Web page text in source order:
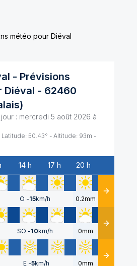
météo pour Diéval
- Prévisions
Diéval - 62460
)
: mercredi 5 août 2026 à
Latitude: 50.43° - Altitude: 93m -
14 h 17 h 20 h
O -15km/h 0.2mm Détails
SO -10km/h 0mm Détails
E -5km/h 0mm Détails